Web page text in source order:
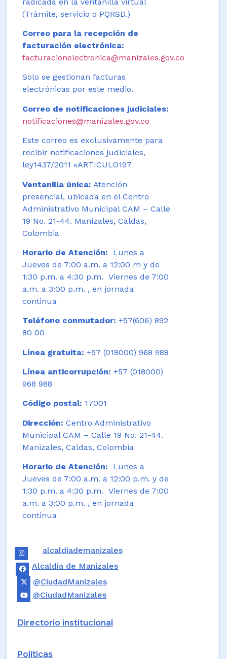
(Trámite, servicio o PQRSD.)
Correo para la recepción de
facturación electrónica:
facturacionelectronica@manizales.gov.co
Solo se gestionan facturas
electrónicas por este medio.
Correo de notificaciones judiciales:
notificaciones@manizales.gov.co
Este correo es exclusivamente para
recibir notificaciones judiciales,
ley1437/2011 «ARTICULO197
Ventanilla única: Atención
presencial, ubicada en el Centro
Administrativo Municipal CAM – Calle
19 No. 21-44. Manizales, Caldas,
Colombia
Horario de Atención:
Lunes a
Jueves de 7:00 a.m. a 12:00 m y de
1:30 p.m. a 4:30 p.m. Viernes de 7:00
a.m. a 3:00 p.m. , en jornada
continua
Teléfono conmutador: +57(606) 892
80 00
Línea gratuita: +57 (018000) 968 988
Línea anticorrupción: +57 (018000)
968 988
Código postal: 17001
Dirección: Centro Administrativo
Municipal CAM – Calle 19 No. 21-44.
Manizales, Caldas, Colombia
Horario de Atención: Lunes a
Jueves de 7:00 a.m. a 12:00 p.m. y de
1:30 p.m. a 4:30 p.m. Viernes de 7:00
a.m. a 3:00 p.m. , en jornada
continua
alcaldiademanizales
Alcaldía de Manizales
@CiudadManizales
@CiudadManizales
Directorio institucional
Políticas